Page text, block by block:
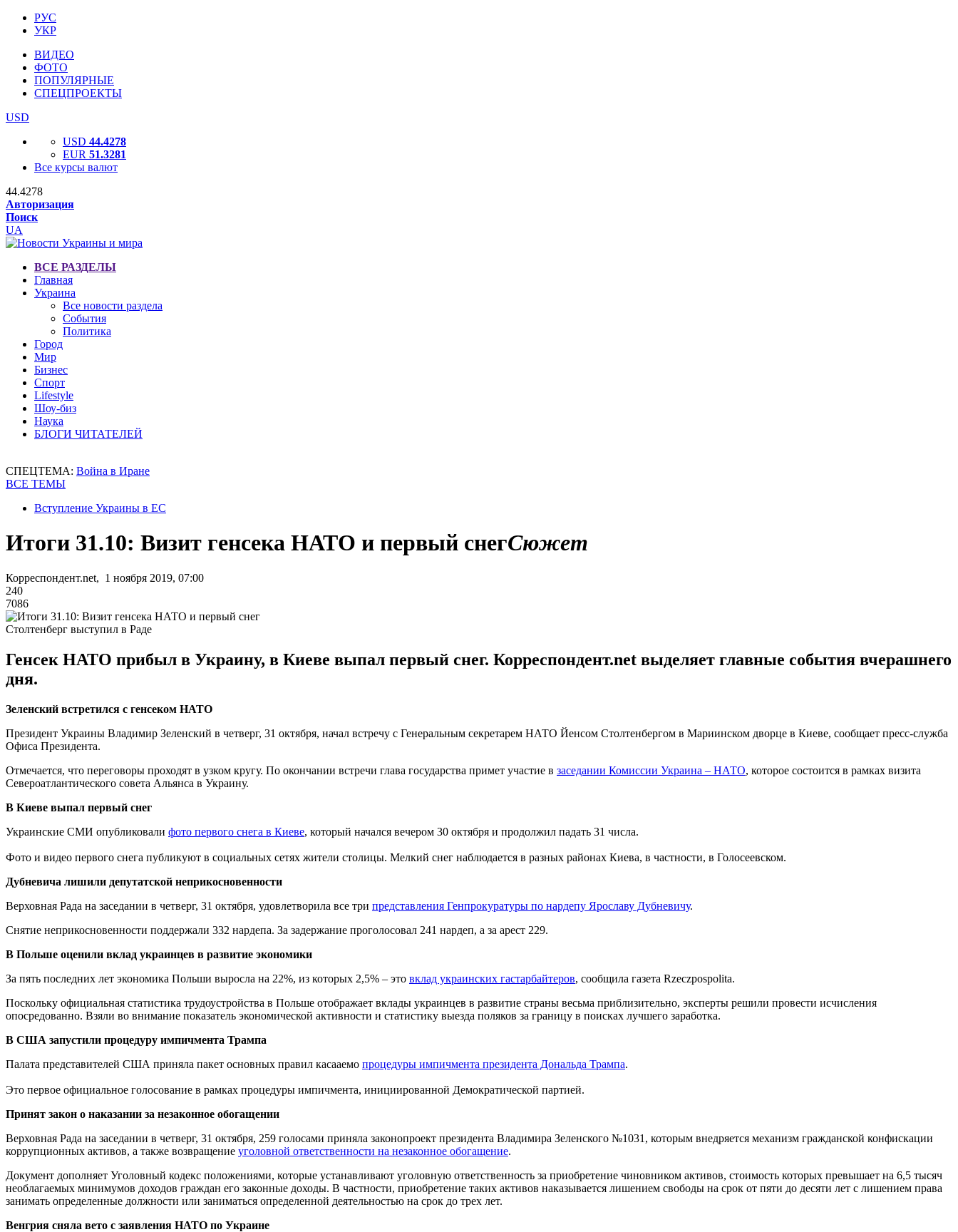
РУС
УКР
ВИДЕО
ФОТО
ПОПУЛЯРНЫЕ
СПЕЦПРОЕКТЫ
USD
USD 44.4278
EUR 51.3281
Все курсы валют
44.4278
Авторизация
Поиск
UA
ВСЕ РАЗДЕЛЫ
Главная
Украина
Все новости раздела
События
Политика
Город
Мир
Бизнес
Спорт
Lifestyle
Шоу-биз
Наука
БЛОГИ ЧИТАТЕЛЕЙ
СПЕЦТЕМА: Война в Иране
ВСЕ ТЕМЫ
Вступление Украины в ЕС
Итоги 31.10: Визит генсека НАТО и первый снегСюжет
Корреспондент.net, 1 ноября 2019, 07:00
240
7086
Столтенберг выступил в Раде
Генсек НАТО прибыл в Украину, в Киеве выпал первый снег. Корреспондент.net выделяет главные события вчерашнего
дня.
Зеленский встретился с генсеком НАТО
Президент Украины Владимир Зеленский в четверг, 31 октября, начал встречу с Генеральным секретарем НАТО Йенсом Столтенбергом в Мариинском дворце в Киеве, сообщает пресс-служба
Офиса Президента.
Отмечается, что переговоры проходят в узком кругу. По окончании встречи глава государства примет участие в заседании Комиссии Украина – НАТО, которое состоится в рамках визита
Североатлантического совета Альянса в Украину.
В Киеве выпал первый снег
Украинские СМИ опубликовали фото первого снега в Киеве, который начался вечером 30 октября и продолжил падать 31 числа.
Фото и видео первого снега публикуют в социальных сетях жители столицы. Мелкий снег наблюдается в разных районах Киева, в частности, в Голосеевском.
Дубневича лишили депутатской неприкосновенности
Верховная Рада на заседании в четверг, 31 октября, удовлетворила все три представления Генпрокуратуры по нардепу Ярославу Дубневичу.
Снятие неприкосновенности поддержали 332 нардепа. За задержание проголосовал 241 нардеп, а за арест 229.
В Польше оценили вклад украинцев в развитие экономики
За пять последних лет экономика Польши выросла на 22%, из которых 2,5% – это вклад украинских гастарбайтеров, сообщила газета Rzeczpospolita.
Поскольку официальная статистика трудоустройства в Польше отображает вклады украинцев в развитие страны весьма приблизительно, эксперты решили провести исчисления
опосредованно. Взяли во внимание показатель экономической активности и статистику выезда поляков за границу в поисках лучшего заработка.
В США запустили процедуру импичмента Трампа
Палата представителей США приняла пакет основных правил касааемо процедуры импичмента президента Дональда Трампа.
Это первое официальное голосование в рамках процедуры импичмента, инициированной Демократической партией.
Принят закон о наказании за незаконное обогащении
Верховная Рада на заседании в четверг, 31 октября, 259 голосами приняла законопроект президента Владимира Зеленского №1031, которым внедряется механизм гражданской конфискации
коррупционных активов, а также возвращение уголовной ответственности на незаконное обогащение.
Документ дополняет Уголовный кодекс положениями, которые устанавливают уголовную ответственность за приобретение чиновником активов, стоимость которых превышает на 6,5 тысяч
необлагаемых минимумов доходов граждан его законные доходы. В частности, приобретение таких активов наказывается лишением свободы на срок от пяти до десяти лет с лишением права
занимать определенные должности или заниматься определенной деятельностью на срок до трех лет.
Венгрия сняла вето с заявления НАТО по Украине